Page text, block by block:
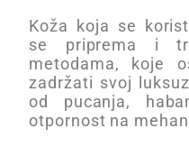
Koža koja se
se priprema i
metodama, koje
zadržati svoj
od pucanja,
otpornost na